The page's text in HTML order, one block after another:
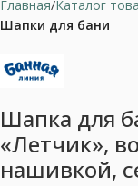
Главная Каталог
Шапки для бани
Шапка для
«Летчик»,
нашивкой,